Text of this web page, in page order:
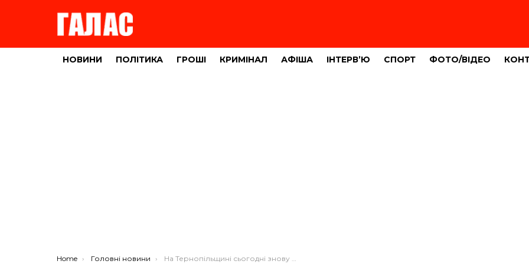
НОВИНИ ПОЛІТИКА ГРОШІ КРИМІНАЛ АФІША ІНТЕРВ’Ю СПОРТ ФОТО/ВІДЕО
You are here:
Home Головні новини На Тернопільщині сьогодні знову застосовують графіки аварійних відключень споживачів